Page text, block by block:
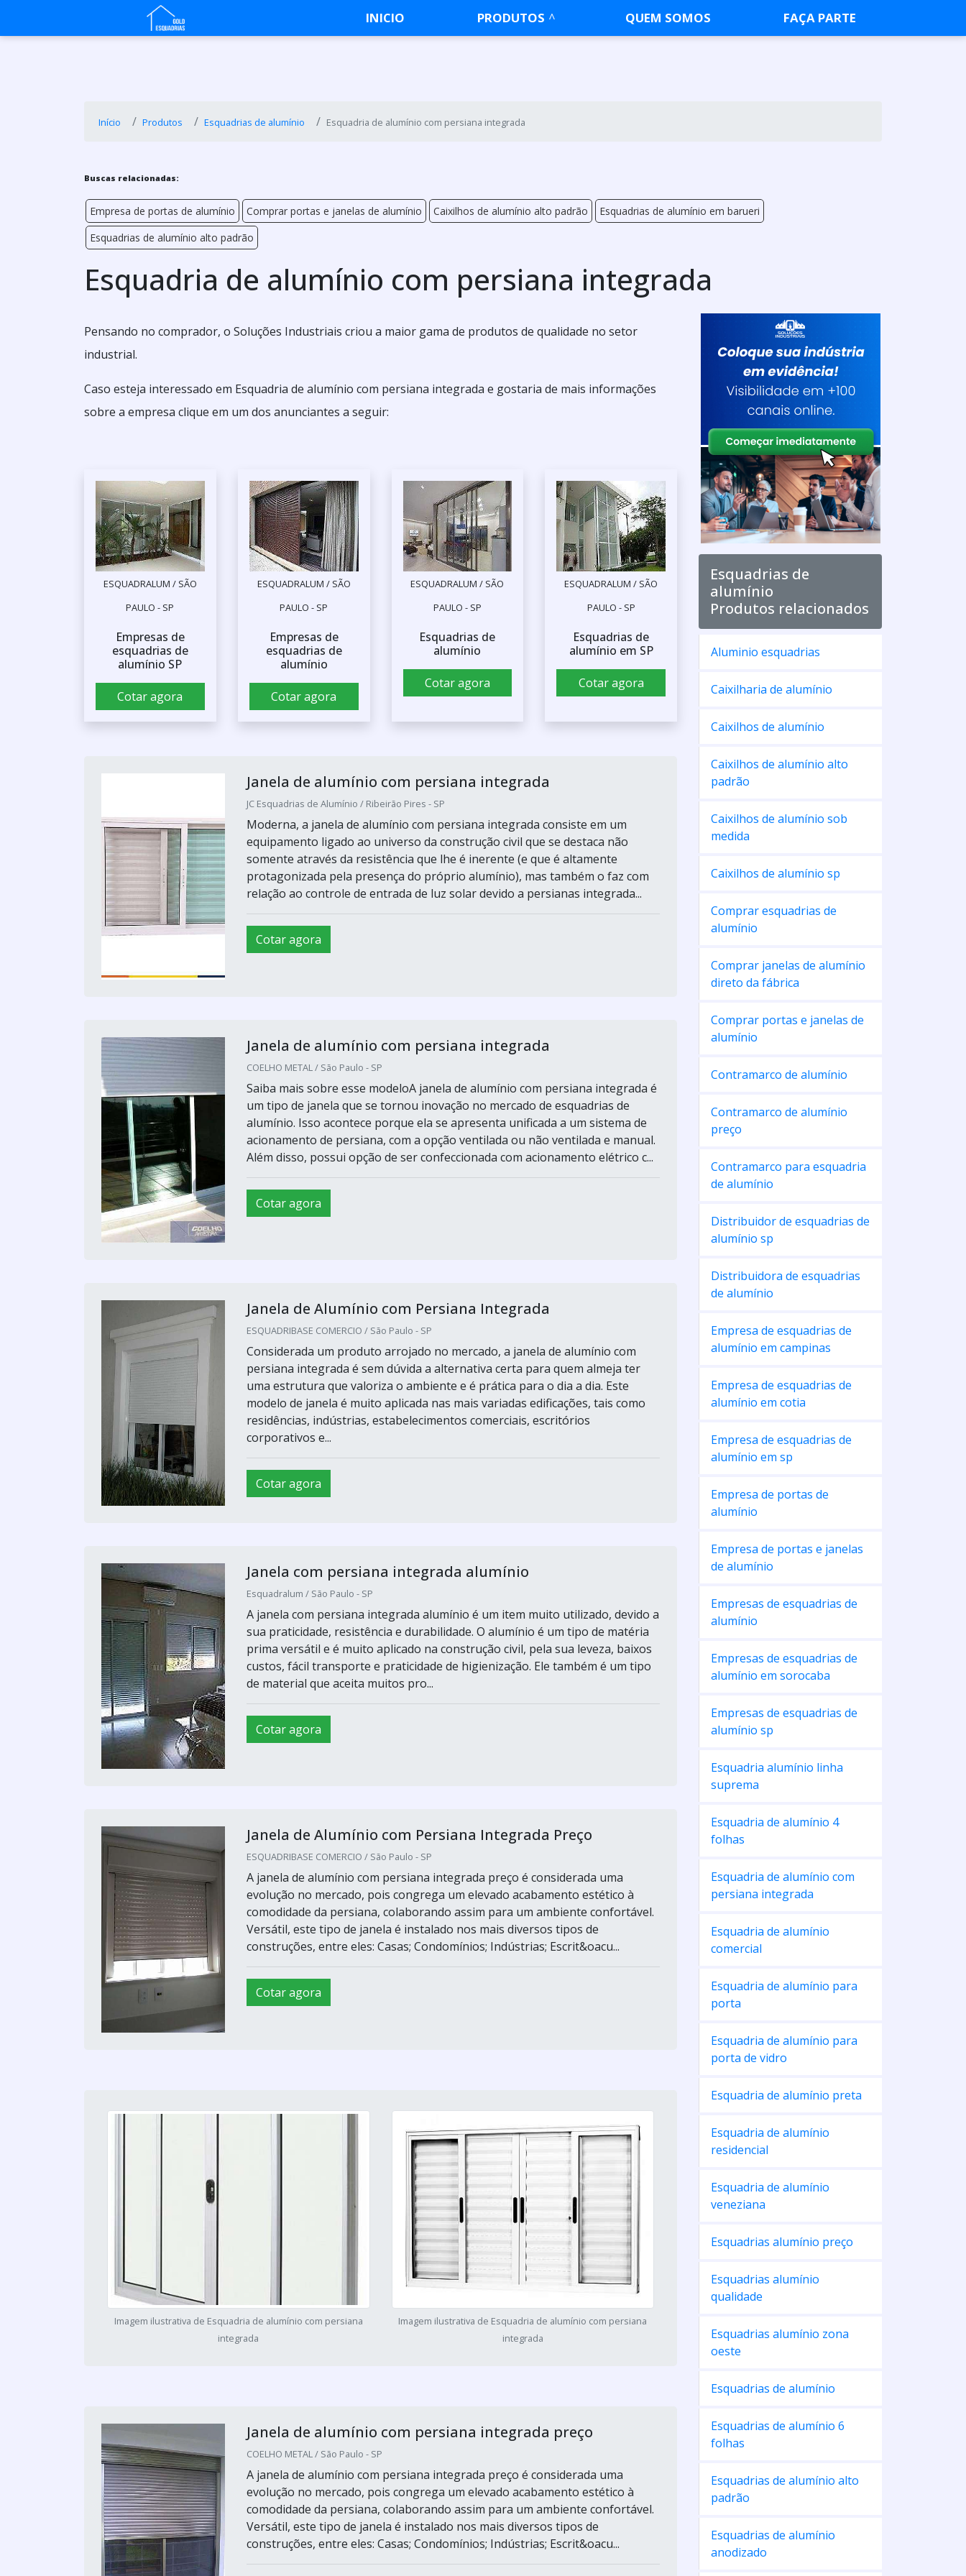
INICIO PRODUTOS QUEM SOMOS FAÇA PARTE
Início Produtos Esquadrias de alumínio Esquadria de alumínio com persiana integrada
Buscas relacionadas:
Empresa de portas de alumínio Comprar portas e janelas de alumínio Caixilhos de alumínio alto padrão
Esquadrias de alumínio em barueri
Esquadrias de alumínio alto padrão
Esquadria de alumínio com persiana integrada
Pensando no comprador, o Soluções Industriais criou a maior gama de produtos de qualidade no setor
industrial.
Caso esteja interessado em Esquadria de alumínio com persiana integrada e gostaria de mais informações
sobre a empresa clique em um dos anunciantes a seguir:
ESQUADRALUM / SÃO
PAULO - SP
Empresas de
esquadrias de
alumínio SP
Cotar agora
ESQUADRALUM / SÃO
PAULO - SP
Empresas de
esquadrias de
alumínio
Cotar agora
ESQUADRALUM / SÃO
PAULO - SP
Esquadrias de
alumínio
Cotar agora
ESQUADRALUM / SÃO
PAULO - SP
Esquadrias de
alumínio em SP
Cotar agora
Janela de alumínio com persiana integrada
JC Esquadrias de Alumínio / Ribeirão Pires - SP
Moderna, a janela de alumínio com persiana integrada consiste em um
equipamento ligado ao universo da construção civil que se destaca não
somente através da resistência que lhe é inerente (e que é altamente
protagonizada pela presença do próprio alumínio), mas também o faz com
relação ao controle de entrada de luz solar devido a persianas integrada...
Cotar agora
Janela de alumínio com persiana integrada
COELHO METAL / São Paulo - SP
Saiba mais sobre esse modeloA janela de alumínio com persiana integrada é
um tipo de janela que se tornou inovação no mercado de esquadrias de
alumínio. Isso acontece porque ela se apresenta unificada a um sistema de
acionamento de persiana, com a opção ventilada ou não ventilada e manual.
Além disso, possui opção de ser confeccionada com acionamento elétrico c...
Cotar agora
Janela de Alumínio com Persiana Integrada
ESQUADRIBASE COMERCIO / São Paulo - SP
Considerada um produto arrojado no mercado, a janela de alumínio com
persiana integrada é sem dúvida a alternativa certa para quem almeja ter
uma estrutura que valoriza o ambiente e é prática para o dia a dia. Este
modelo de janela é muito aplicada nas mais variadas edificações, tais como
residências, indústrias, estabelecimentos comerciais, escritórios
corporativos e...
Cotar agora
Janela com persiana integrada alumínio
Esquadralum / São Paulo - SP
A janela com persiana integrada alumínio é um item muito utilizado, devido a
sua praticidade, resistência e durabilidade. O alumínio é um tipo de matéria
prima versátil e é muito aplicado na construção civil, pela sua leveza, baixos
custos, fácil transporte e praticidade de higienização. Ele também é um tipo
de material que aceita muitos pro...
Cotar agora
Janela de Alumínio com Persiana Integrada Preço
ESQUADRIBASE COMERCIO / São Paulo - SP
A janela de alumínio com persiana integrada preço é considerada uma
evolução no mercado, pois congrega um elevado acabamento estético à
comodidade da persiana, colaborando assim para um ambiente confortável.
Versátil, este tipo de janela é instalado nos mais diversos tipos de
construções, entre eles: Casas; Condomínios; Indústrias; Escrit&oacu...
Cotar agora
Imagem ilustrativa de Esquadria de alumínio com persiana
integrada
Imagem ilustrativa de Esquadria de alumínio com persiana
integrada
Janela de alumínio com persiana integrada preço
COELHO METAL / São Paulo - SP
A janela de alumínio com persiana integrada preço é considerada uma
evolução no mercado, pois congrega um elevado acabamento estético à
comodidade da persiana, colaborando assim para um ambiente confortável.
Versátil, este tipo de janela é instalado nos mais diversos tipos de
construções, entre eles: Casas; Condomínios; Indústrias; Escrit&oacu...
Esquadrias de
alumínio
Produtos relacionados
Aluminio esquadrias
Caixilharia de alumínio
Caixilhos de alumínio
Caixilhos de alumínio alto
padrão
Caixilhos de alumínio sob
medida
Caixilhos de alumínio sp
Comprar esquadrias de
alumínio
Comprar janelas de alumínio
direto da fábrica
Comprar portas e janelas de
alumínio
Contramarco de alumínio
Contramarco de alumínio
preço
Contramarco para esquadria
de alumínio
Distribuidor de esquadrias de
alumínio sp
Distribuidora de esquadrias
de alumínio
Empresa de esquadrias de
alumínio em campinas
Empresa de esquadrias de
alumínio em cotia
Empresa de esquadrias de
alumínio em sp
Empresa de portas de
alumínio
Empresa de portas e janelas
de alumínio
Empresas de esquadrias de
alumínio
Empresas de esquadrias de
alumínio em sorocaba
Empresas de esquadrias de
alumínio sp
Esquadria alumínio linha
suprema
Esquadria de alumínio 4
folhas
Esquadria de alumínio com
persiana integrada
Esquadria de alumínio
comercial
Esquadria de alumínio para
porta
Esquadria de alumínio para
porta de vidro
Esquadria de alumínio preta
Esquadria de alumínio
residencial
Esquadria de alumínio
veneziana
Esquadrias alumínio preço
Esquadrias alumínio
qualidade
Esquadrias alumínio zona
oeste
Esquadrias de alumínio
Esquadrias de alumínio 6
folhas
Esquadrias de alumínio alto
padrão
Esquadrias de alumínio
anodizado